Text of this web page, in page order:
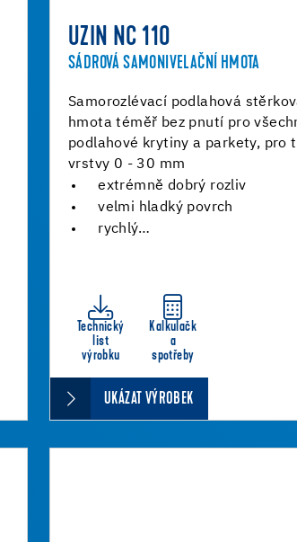
UZIN NC 110
SÁDROVÁ SAMONIVELAČNÍ HMOTA
Samorozlévací podlahová
hmota téměř bez pnutí pro
podlahové krytiny a parkety, pro
vrstvy 0 - 30 mm
extrémně dobrý rozliv
velmi hladký povrch
rychlý…
Technický
list
výrobku
Kalkulačk
a
spotřeby
UKÁZAT VÝROBEK